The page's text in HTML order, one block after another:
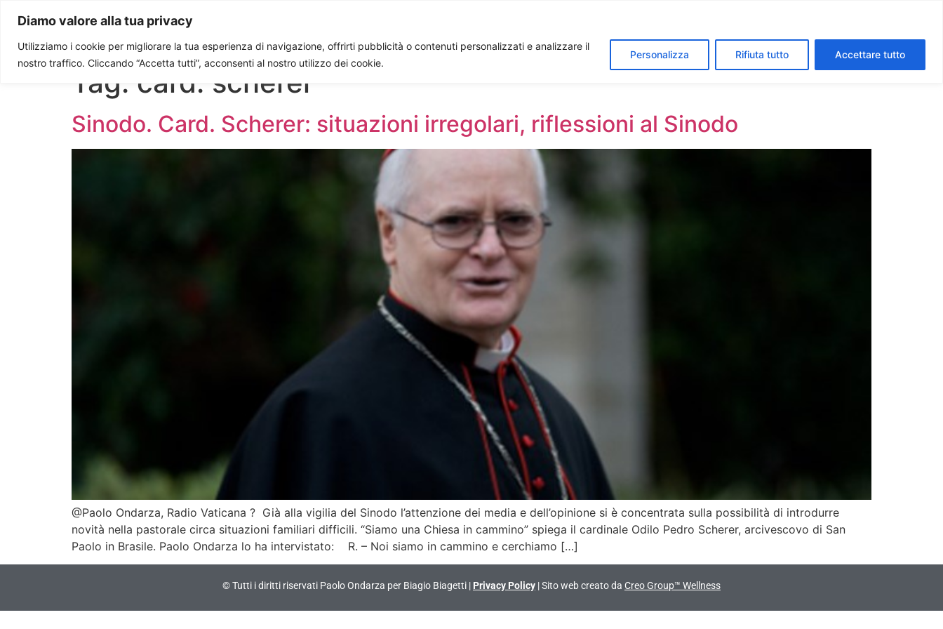
Diamo valore alla tua privacy
Utilizziamo i cookie per migliorare la tua esperienza di navigazione, offrirti pubblicità o contenuti personalizzati e analizzare il
nostro traffico. Cliccando “Accetta tutti”, acconsenti al nostro utilizzo dei cookie.
Personalizza Rifiuta tutto Accettare tutto
Paolo Ondarza
Tag: card. scherer
Sinodo. Card. Scherer: situazioni irregolari, riflessioni al Sinodo
@Paolo Ondarza, Radio Vaticana ? Già alla vigilia del Sinodo l’attenzione dei media e dell’opinione si è concentrata sulla possibilità di introdurre
novità nella pastorale circa situazioni familiari difficili. “Siamo una Chiesa in cammino” spiega il cardinale Odilo Pedro Scherer, arcivescovo di San
Paolo in Brasile. Paolo Ondarza lo ha intervistato: R. – Noi siamo in cammino e cerchiamo […]
© Tutti i diritti riservati Paolo Ondarza per Biagio Biagetti | Privacy Policy | Sito web creato da Creo Group™ Wellness